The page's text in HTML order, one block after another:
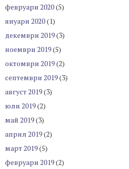
февруари 2020(5)
януари 2020(1)
декември 2019(3)
ноември 2019(5)
октомври 2019(2)
септември 2019(3)
август 2019(3)
юли 2019(2)
май 2019(3)
април 2019(2)
март 2019(5)
февруари 2019(2)